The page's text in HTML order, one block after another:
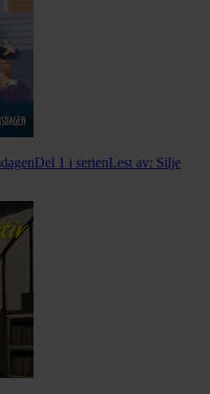
Del 1 i serienLest av: Silje